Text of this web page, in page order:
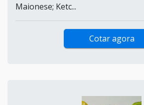
Maionese; Ketc...
Cotar agora